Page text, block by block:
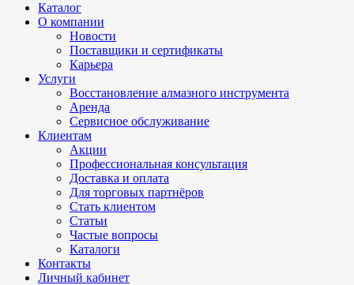
Каталог
О компании
Новости
Поставщики и сертификаты
Карьера
Услуги
Восстановление алмазного инструмента
Аренда
Сервисное обслуживание
Клиентам
Акции
Профессиональная консультация
Доставка и оплата
Для торговых партнёров
Стать клиентом
Статьи
Частые вопросы
Каталоги
Контакты
Личный кабинет